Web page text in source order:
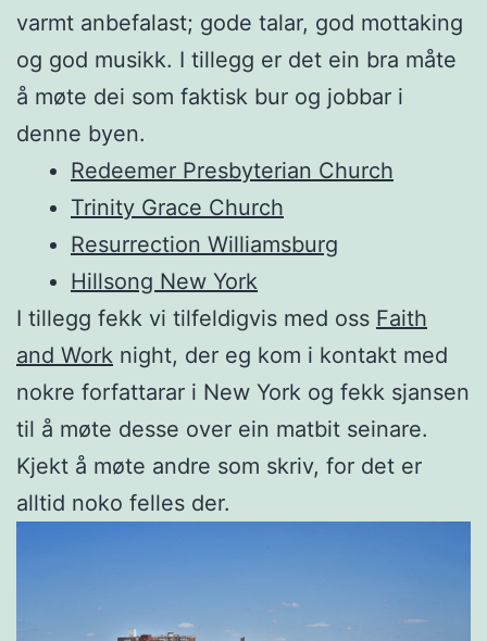
varmt anbefalast; gode talar, god mottaking
og god musikk. I tillegg er det ein bra måte
å møte dei som faktisk bur og jobbar i
denne byen.
Redeemer Presbyterian Church
Trinity Grace Church
Resurrection Williamsburg
Hillsong New York
I tillegg fekk vi tilfeldigvis med oss Faith
and Work night, der eg kom i kontakt med
nokre forfattarar i New York og fekk sjansen
til å møte desse over ein matbit seinare.
Kjekt å møte andre som skriv, for det er
alltid noko felles der.